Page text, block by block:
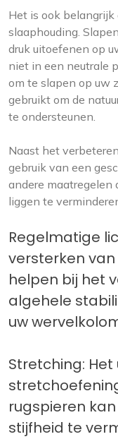
Het is ook
slaaphouding.
druk uitoefenen op
niet in een neutrale
om te slapen op uw
gebruikt om de
te ondersteunen.
Naast het
gebruik van een
andere maatregelen
liggen te
Regelmatige
versterken
helpen bij het
algehele
uw
Stretching:
rugspieren
stijfheid te